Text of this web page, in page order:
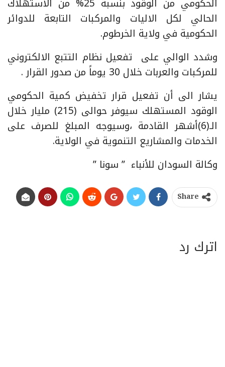
الحالي لكل الاليات والمركبات التابعة للدوائر
الحكومية في ولاية الخرطوم.
وشدد الوالي على تفعيل نظام التتبع الالكتروني
للمركبات والعربات خلال 30 يوماً من صدور القرار .
يشار الى أن تفعيل قرار تخفيض كمية الحكومي
الوقود المستهلك سيوفر حوالى (215) مليار خلال
الـ(6)أشهر القادمة ،وسيوجه المبلغ للصرف على
الخدمات والمشاريع التنموية في الولاية.
وكالة السودان للأنباء ” سونا ”
Share
اترك رد